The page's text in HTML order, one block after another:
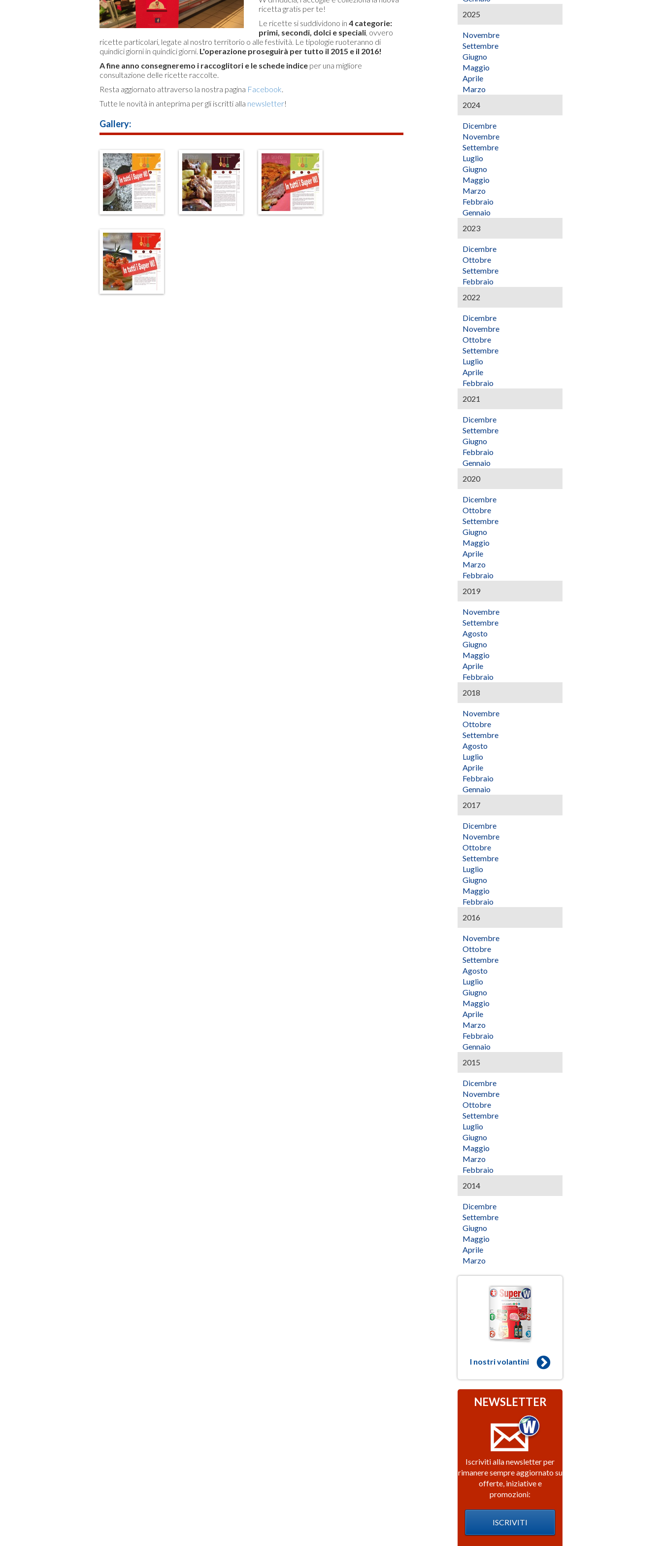
ricetta gratis per te!
Le ricette si suddividono in 4 categorie:
primi, secondi, dolci e speciali, ovvero
ricette particolari, legate al nostro territorio o alle festività. Le tipologie ruoteranno di
quindici giorni in quindici giorni. L'operazione proseguirà per tutto il 2015 e il 2016!
A fine anno consegneremo i raccoglitori e le schede indice per una migliore
consultazione delle ricette raccolte.
Resta aggiornato attraverso la nostra pagina Facebook.
Tutte le novità in anteprima per gli iscritti alla newsletter!
Gallery:
2025
Novembre
Settembre
Giugno
Maggio
Aprile
Marzo
2024
Dicembre
Novembre
Settembre
Luglio
Giugno
Maggio
Marzo
Febbraio
Gennaio
2023
Dicembre
Ottobre
Settembre
Febbraio
2022
Dicembre
Novembre
Ottobre
Settembre
Luglio
Aprile
Febbraio
2021
Dicembre
Settembre
Giugno
Febbraio
Gennaio
2020
Dicembre
Ottobre
Settembre
Giugno
Maggio
Aprile
Marzo
Febbraio
2019
Novembre
Settembre
Agosto
Giugno
Maggio
Aprile
Febbraio
2018
Novembre
Ottobre
Settembre
Agosto
Luglio
Aprile
Febbraio
Gennaio
2017
Dicembre
Novembre
Ottobre
Settembre
Luglio
Giugno
Maggio
Febbraio
2016
Novembre
Ottobre
Settembre
Agosto
Luglio
Giugno
Maggio
Aprile
Marzo
Febbraio
Gennaio
2015
Dicembre
Novembre
Ottobre
Settembre
Luglio
Giugno
Maggio
Marzo
Febbraio
2014
Dicembre
Settembre
Giugno
Maggio
Aprile
Marzo
I nostri volantini
NEWSLETTER
Iscriviti alla newsletter per
rimanere sempre aggiornato su
offerte, iniziative e
promozioni:
ISCRIVITI